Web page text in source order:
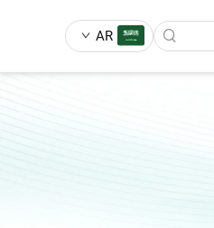
AR